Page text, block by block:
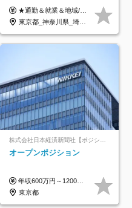
オリジナル研修をご用
意/AI・IoT/残業平均8時間
★通勤＆就業＆地域/住宅＆役職手当あり ★残業代は全額支給 ★選べる給与制度あり！ ■東京・神奈川・千葉・埼玉勤務の場合 月給24.5万円～55万円＋諸手当 （残業代は全額支給） (20,000円の地域/住宅手当込み) ■愛知・京都・大阪・兵庫勤務の場合 月給24万円以上＋諸手当 （残業代は全額支給） (15,000円の地域/住宅手当込み) ■茨城・栃木・群馬・静岡・三重・滋賀・広島・福岡勤務の場合 月給23.5万円以上＋諸手当 （残業代は全額支給） (10,000円の地域/住宅手当込み) ■北海道・宮城・山梨・長野・岐阜・奈良・和歌山・岡山勤務の場合 月給23万円以上＋諸手当 （残業代は全額支給） (5,000円の地域/住宅手当込み) ■その他のエリア勤務の場合 月給22.5万円以上＋諸手当 （残業代は全額支給） ※経験や能力を考慮し、当社規定により優遇します 【昇給：年一回実施】 【選べる給与制度】 ★収入を重視する方に… 「変動型人事制度」の選択も可能（派遣先からの評価に応じて収入アップ！） ※年2回のタイミングで希望者と面談の上決定します。
東京都_神奈川県_埼玉県_千葉県_大阪府_愛知県_北海道_岩手県_宮城県_山形県_福島県_茨城県_栃木県_群馬県_山梨県_長野県_富山県_石川県_静岡県_岐阜県_三重県_兵庫県_京都府_滋賀県_奈良県_広島県_岡山県_山口県_愛媛県_福岡県_熊本県_長崎県
株式会社日本経済新聞社【ポジションマッチ登録】
オープンポジション
年収600万円～1200万円 ※上記年収は、想定年収です。住居費補助、子手当などの各種手当を含む金額です。 ※経験・能力等を考慮の上、当社規定により決定します。
東京都